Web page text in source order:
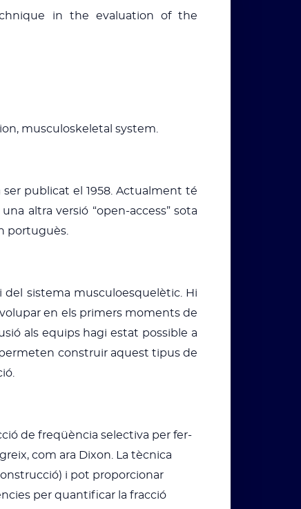
in the evaluation of the
musculoskeletal system.
publicat el 1958. Actualment té
altra versió “open-access” sota
portuguès.
del sistema musculoesquelètic. Hi
en els primers moments de
als equips hagi estat possible a
construir aquest tipus de
de freqüència selectiva per fer-
com ara Dixon. La tècnica
i pot proporcionar
per quantificar la fracció